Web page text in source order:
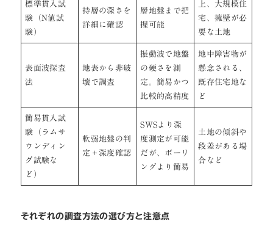
標準貫入試
験（N値試
験）
持層の深さを
詳細に確認
層地盤まで把
握可能
上、大規模住
宅、擁壁が必
要な土地
表面波探査
法
地表から非破
壊で調査
振動波で地盤
の硬さを測
定。簡易かつ
比較的高精度
地中障害物が
懸念される、
既存住宅地な
ど
簡易貫入試
験（ラムサ
ウンディン
グ試験な
ど）
軟弱地盤の判
定＋深度確認
SWSより深
度測定が可能
だが、ボーリ
ングより簡易
土地の傾斜や
段差がある場
合など
それぞれの調査方法の選び方と注意点